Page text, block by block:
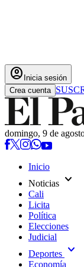
account_circle Inicia sesión
Crea cuenta
domingo, 9 de
Inicio
Noticias expand_more
Cali
Licita
Política
Elecciones
Judicial
Deportes expand_more
Economía